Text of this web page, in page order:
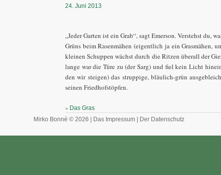
24. Juni 2013
„Jeder Garten ist ein Grab“, sagt Emerson. Verstehst du,
Grüns beim Rasenmähen (eigentlich ja ein Grasmähen,
kleinen Schuppen wächst durch die Ritzen überall der
lange war die Türe zu (der Sarg) und fiel kein Licht
den wir steigen) das struppige, bläulich-grün
seinen Friedhofstöpfen.
» Das Gras
Mirko Bonné © 2026 | Das Impressum | Der Datenschutz